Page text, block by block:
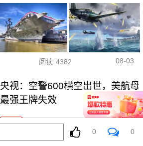
阅读 4382 08-03
央视：空警600横空出世，美航母
最强王牌失效
最热
0 0